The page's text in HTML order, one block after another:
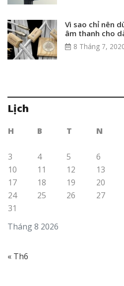
Vì sao chỉ nên
âm thanh cho
8 Tháng 7,
Lịch
Tháng 8 2026
H B T N
3
4 5 6
10
11 12 13
17
18 19 20
24
25 26 27
31
« Th6